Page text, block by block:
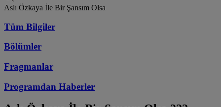
Aslı Özkaya İle Bir Şansım Olsa
Tüm Bilgiler
Bölümler
Fragmanlar
Programdan Haberler